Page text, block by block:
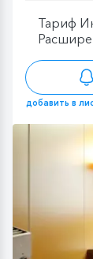
Тариф
добавить в